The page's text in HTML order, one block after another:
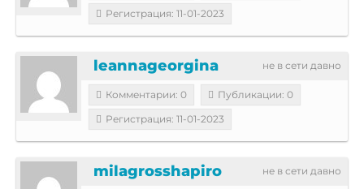
Регистрация: 11-01-2023
не в сети давно
leannageorgina
Комментарии: 0
Публикации: 0
Регистрация: 11-01-2023
не в сети давно
milagrosshapiro